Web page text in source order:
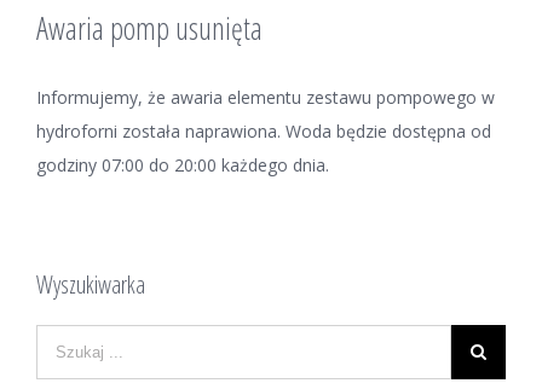
Awaria pomp usunięta
Informujemy, że awaria elementu zestawu pompowego w
hydroforni została naprawiona. Woda będzie dostępna od
godziny 07:00 do 20:00 każdego dnia.
Wyszukiwarka